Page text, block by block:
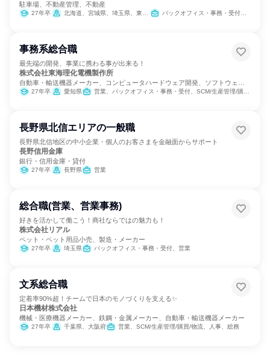
駐車場、不動産管理、不動産
27年卒 北海道、宮城県、埼玉県、東京都、神奈川県、新潟県、石川県、長野県、静岡県、愛知県、京都府、大阪府、岡山県、広島県、香川県、愛媛県、福岡県、鹿児島県、沖縄県 バックオフィス・事務・受付、経理/税務/財務、人事、総務、法務/知財、営業
事務系総合職
最先端の開発、事業に携わる事が出来る！
株式会社東海理化電機製作所
自動車・輸送機器メーカー、コンピュータハードウェア開発、ソフトウェア
開発27年卒 愛知県 営業、バックオフィス・事務・受付、SCM/生産管理/購買/物流
長野県北信エリアの一般職
長野県北信地区の中小企業・個人のお客さまを金融面からサポート
長野信用金庫
銀行・信用金庫・貸付
27年卒 長野県 営業
総合職(営業、営業事務)
好きを活かして働こう！商社ならではの魅力も！
株式会社リアル
ペット・ペット用品小売、製造・メーカー
27年卒 埼玉県 バックオフィス・事務・受付、営業
文系総合職
定着率90%超！チームで日本のモノづくりを支える✨
日本機材株式会社
機械・医療機器メーカー、鉄鋼・金属メーカー、自動車・輸送機器メーカー
27年卒 千葉県、大阪府 営業、SCM/生産管理/購買/物流、人事、総務